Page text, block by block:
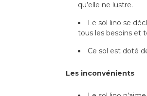
qu’elle ne lustre.
Le sol lino se
tous les besoins et
Ce sol est doté
Les inconvénients